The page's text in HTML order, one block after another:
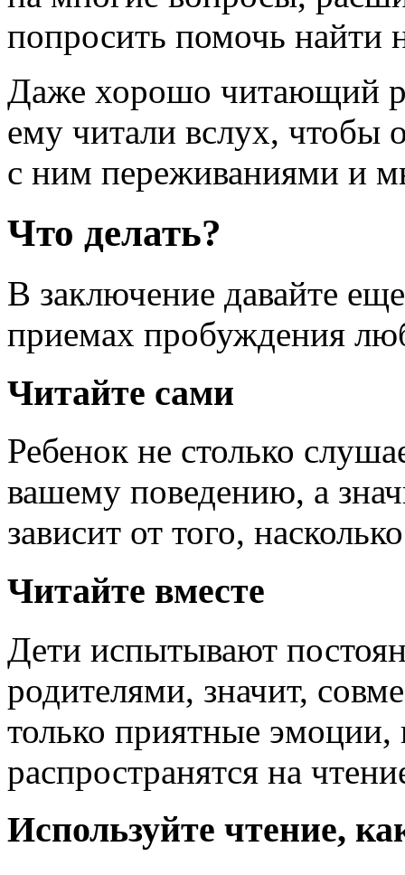
попросить помочь
Даже хорошо читающий
ему читали вслух, чтобы
с ним переживаниями и
Что делать?
В заключение давайте
приемах пробуждения
Читайте сами
Ребенок не столько
вашему поведению, а
зависит от того,
Читайте вместе
Дети испытывают
родителями, значит,
только приятные эмоции,
распространятся на
Используйте чтение,